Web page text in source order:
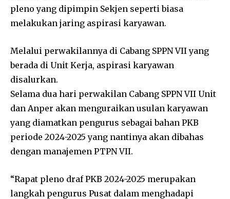
pleno yang dipimpin Sekjen seperti biasa
melakukan jaring aspirasi karyawan.
Melalui perwakilannya di Cabang SPPN VII yang
berada di Unit Kerja, aspirasi karyawan
disalurkan.
Selama dua hari perwakilan Cabang SPPN VII Unit
dan Anper akan menguraikan usulan karyawan
yang diamatkan pengurus sebagai bahan PKB
periode 2024-2025 yang nantinya akan dibahas
dengan manajemen PTPN VII.
“Rapat pleno draf PKB 2024-2025 merupakan
langkah pengurus Pusat dalam menghadapi